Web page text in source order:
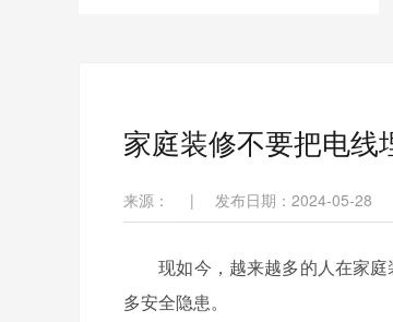
家庭装修不要把电线
来源： | 发布日期：2024-05-28
现如今，越来越多的人在家庭
多安全隐患。